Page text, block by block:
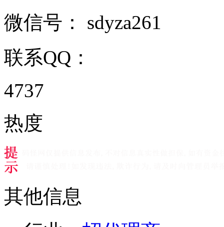
微信号： sdyza261
联系QQ：
4737
热度
其他信息